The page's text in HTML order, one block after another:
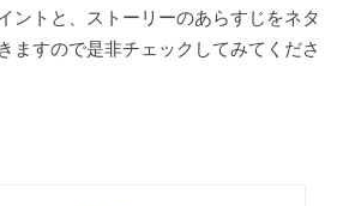
ントと、ストーリーのあらすじをネタ
ますので是非チェックしてみてくださ